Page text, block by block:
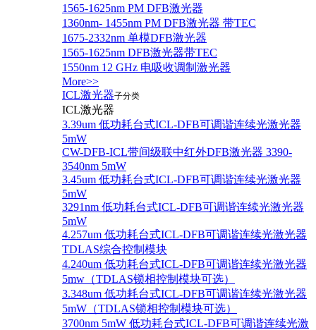
1565-1625nm PM DFB激光器
1360nm- 1455nm PM DFB激光器 带TEC
1675-2332nm 单模DFB激光器
1565-1625nm DFB激光器带TEC
1550nm 12 GHz 电吸收调制激光器
More>>
ICL激光器子分类
ICL激光器
3.39um 低功耗台式ICL-DFB可调谐连续光激光器
5mW
CW-DFB-ICL带间级联中红外DFB激光器 3390-
3540nm 5mW
3.45um 低功耗台式ICL-DFB可调谐连续光激光器
5mW
3291nm 低功耗台式ICL-DFB可调谐连续光激光器
5mW
4.257um 低功耗台式ICL-DFB可调谐连续光激光器
TDLAS综合控制模块
4.240um 低功耗台式ICL-DFB可调谐连续光激光器
5mw（TDLAS锁相控制模块可选）
3.348um 低功耗台式ICL-DFB可调谐连续光激光器
5mW（TDLAS锁相控制模块可选）
3700nm 5mW 低功耗台式ICL-DFB可调谐连续光激